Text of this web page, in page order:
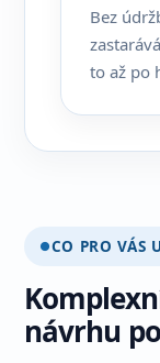
Bez
to až po
CO PRO VÁS
návrhu